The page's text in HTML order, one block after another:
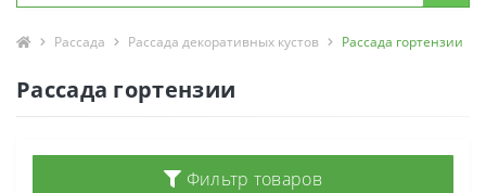
Рассада Рассада декоративных кустов Рассада гортензии
Рассада гортензии
Фильтр товаров